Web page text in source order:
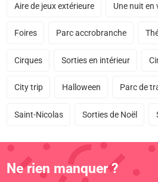
Aire de jeux extérieure Une nuit en
Foires Parc accrobranche
Cirques Sorties en intérieur
City trip Halloween Parc de
Saint-Nicolas Sorties de Noël
Ne rien manquer ?